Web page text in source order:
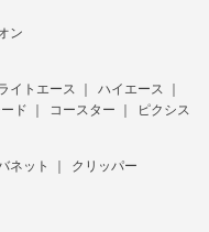
ン
イトエース
ハイエース
ド コースター ピクシス
ネット クリッパー